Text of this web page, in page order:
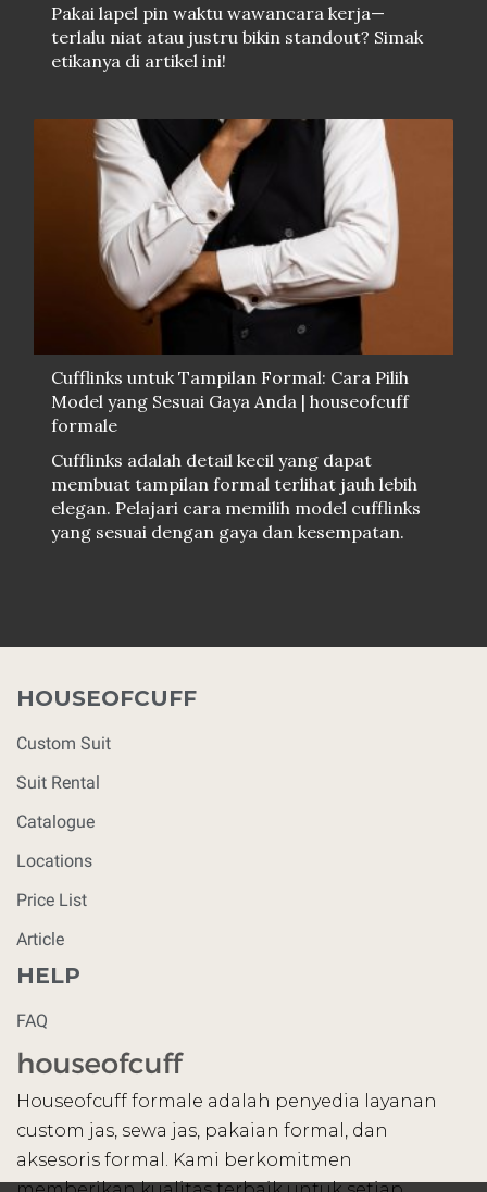
Pakai lapel pin waktu wawancara kerja—
terlalu niat atau justru bikin standout? Simak
etikanya di artikel ini!
Cufflinks untuk Tampilan Formal: Cara Pilih
Model yang Sesuai Gaya Anda | houseofcuff
formale
Cufflinks adalah detail kecil yang dapat
membuat tampilan formal terlihat jauh lebih
elegan. Pelajari cara memilih model cufflinks
yang sesuai dengan gaya dan kesempatan.
HOUSEOFCUFF
Custom Suit
Suit Rental
Catalogue
Locations
Price List
Article
HELP
FAQ
Houseofcuff formale adalah penyedia layanan
custom jas, sewa jas, pakaian formal, dan
aksesoris formal. Kami berkomitmen